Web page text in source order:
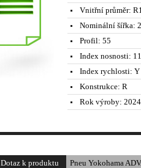
Vnitřní průměr:
Nominální šířka:
Profil: 55
Index nosnosti:
Index rychlosti: Y
Konstrukce: R
Rok výroby:
Dotaz k produktu Pneu Yokohama